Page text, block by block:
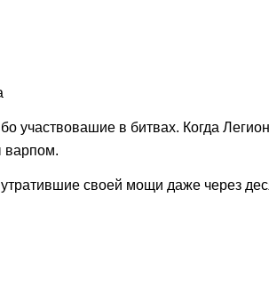
участвовашие в битвах. Когда
варпом.
своей мощи даже через